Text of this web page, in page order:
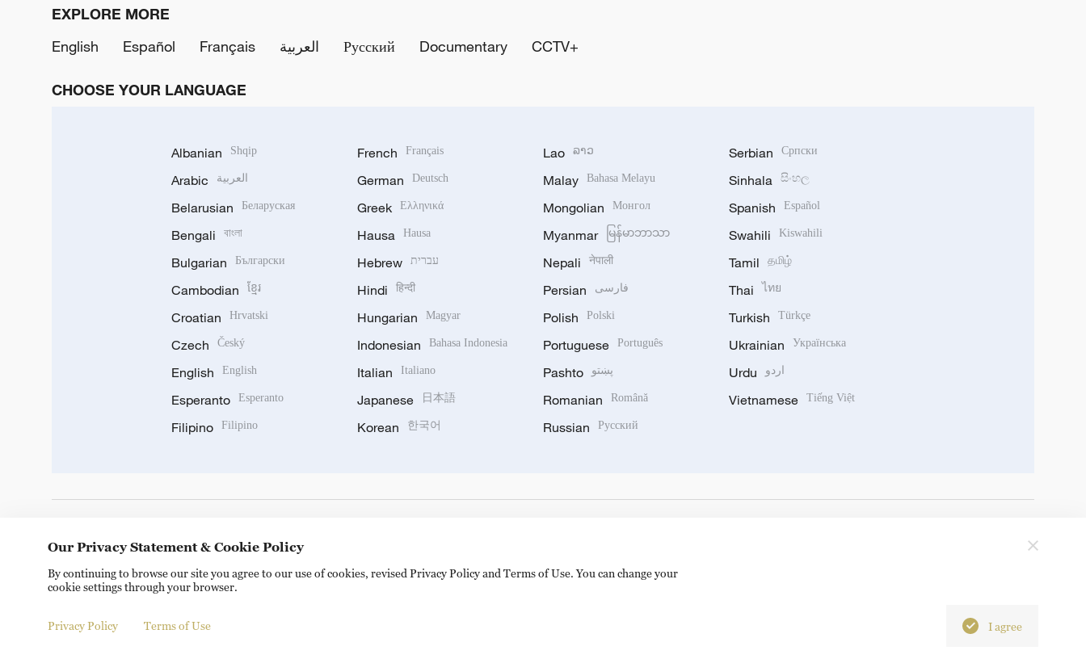
EXPLORE MORE
English
Español Français العربية Русский Documentary CCTV+
CHOOSE YOUR LANGUAGE
Albanian Shqip
Arabic العربية
Belarusian Беларуская
Bengali বাংলা
Bulgarian Български
Cambodian ខ្មែរ
Croatian Hrvatski
Czech Český
English English
Esperanto Esperanto
Filipino Filipino
French Français
German Deutsch
Greek Ελληνικά
Hausa Hausa
Hebrew עברית
Hindi हिन्दी
Hungarian Magyar
Indonesian Bahasa Indonesia
Italian Italiano
Japanese 日本語
Korean 한국어
Lao ລາວ
Malay Bahasa Melayu
Mongolian Монгол
Myanmar မြန်မာဘာသာ
Nepali नेपाली
Persian فارسی
Polish Polski
Portuguese Português
Pashto پښتو
Romanian Română
Russian Русский
Serbian Српски
Sinhala සිංහල
Spanish Español
Swahili Kiswahili
Tamil தமிழ்
Thai ไทย
Turkish Türkçe
Ukrainian Українська
Urdu اردو
Vietnamese Tiếng Việt
Copyright © 2024 CGTN. 京ICP备20000184号
Our Privacy Statement & Cookie Policy
By continuing to browse our site you agree to our use of cookies, revised Privacy Policy and Terms of Use. You can change your
cookie settings through your browser.
Privacy Policy Terms of Use I agree